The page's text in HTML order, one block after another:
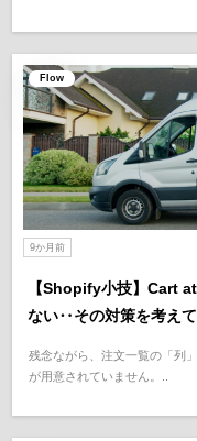
Flow
9か月前
【Shopify小技】Cart
ない‥その対策を考え
残念ながら、注文一覧の「列
が用意されていません。..